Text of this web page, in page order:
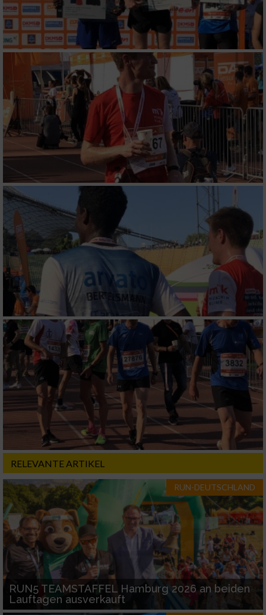
RELEVANTE ARTIKEL
RUN-DEUTSCHLAND
RUN5 TEAMSTAFFEL Hamburg 2026 an beiden
Lauftagen ausverkauft
Funktional
Werbung